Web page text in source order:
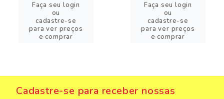
Faça seu login
ou
cadastre-se
para ver preços
e comprar
Faça seu login
ou
cadastre-se
para ver preços
e comprar
Cadastre-se para receber nossas